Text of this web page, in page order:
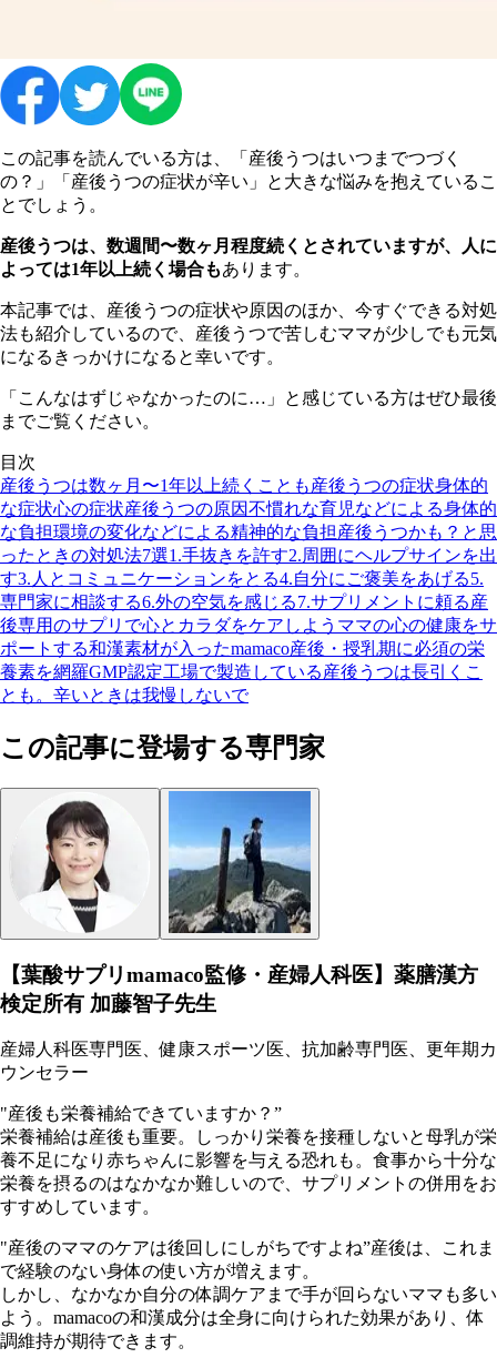
この記事を読んでいる方は、「産後うつはいつまでつづく
の？」「産後うつの症状が辛い」と大きな悩みを抱えているこ
とでしょう。
産後うつは、数週間〜数ヶ月程度続くとされていますが、人に
よっては1年以上続く場合もあります。
本記事では、産後うつの症状や原因のほか、今すぐできる対処
法も紹介しているので、産後うつで苦しむママが少しでも元気
になるきっかけになると幸いです。
「こんなはずじゃなかったのに…」と感じている方はぜひ最後
までご覧ください。
目次
産後うつは数ヶ月〜1年以上続くことも産後うつの症状身体的
な症状心の症状産後うつの原因不慣れな育児などによる身体的
な負担環境の変化などによる精神的な負担産後うつかも？と思
ったときの対処法7選1.手抜きを許す2.周囲にヘルプサインを出
す3.人とコミュニケーションをとる4.自分にご褒美をあげる5.
専門家に相談する6.外の空気を感じる7.サプリメントに頼る産
後専用のサプリで心とカラダをケアしよう ママの心の健康をサ
ポートする和漢素材が入ったmamaco産後・授乳期に必須の栄
養素を網羅GMP認定工場で製造している産後うつは長引くこ
とも。辛いときは我慢しないで
この記事に登場する専門家
【葉酸サプリmamaco監修・産婦人科医】薬膳漢方
検定所有 加藤智子先生
産婦人科医専門医、健康スポーツ医、抗加齢専門医、更年期カ
ウンセラー
"産後も栄養補給できていますか？”
栄養補給は産後も重要。しっかり栄養を接種しないと母乳が栄
養不足になり赤ちゃんに影響を与える恐れも。食事から十分な
栄養を摂るのはなかなか難しいので、サプリメントの併用をお
すすめしています。
"産後のママのケアは後回しにしがちですよね”産後は、これま
で経験のない身体の使い方が増えます。
しかし、なかなか自分の体調ケアまで手が回らないママも多い
よう。mamacoの和漢成分は全身に向けられた効果があり、体
調維持が期待できます。